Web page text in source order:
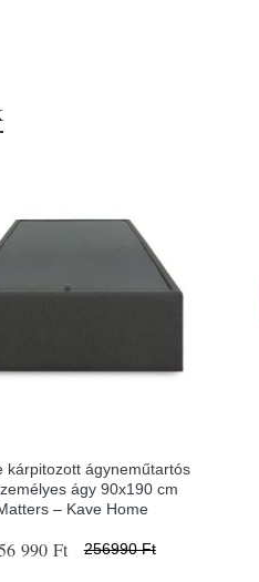
kárpitozott ágyneműtartós
ágy 90x190 cm
– Kave Home
990 Ft 256990 Ft